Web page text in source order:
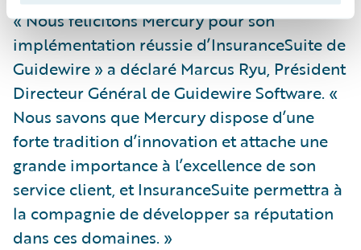
« Nous félicitons Mercury pour son
implémentation réussie d’InsuranceSuite de
Guidewire » a déclaré Marcus Ryu, Président
Directeur Général de Guidewire Software. «
Nous savons que Mercury dispose d’une
forte tradition d’innovation et attache une
grande importance à l’excellence de son
service client, et InsuranceSuite permettra à
la compagnie de développer sa réputation
dans ces domaines. »